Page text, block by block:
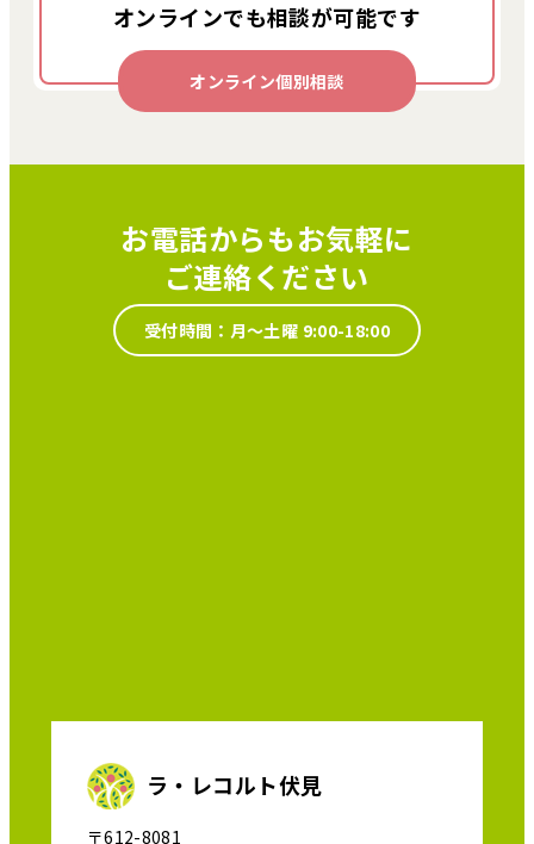
オンラインでも相談が可能です
オンライン個別相談
お電話からもお気軽に
ご連絡ください
受付時間：月～土曜 9:00-18:00
ラ・レコルト伏見
〒612-8081